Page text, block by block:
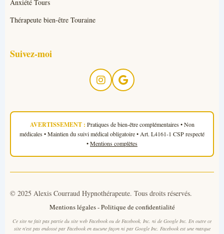
Anxiété Tours
Thérapeute bien-être Touraine
Suivez-moi
AVERTISSEMENT : Pratiques de bien-être complémentaires • Non
médicales • Maintien du suivi médical obligatoire • Art. L4161-1 CSP respecté
•Mentions complètes
© 2025 Alexis Courraud Hypnothérapeute. Tous droits réservés.
Mentions légales-Politique de confidentialité
Ce site ne fait pas partie du site web Facebook ou de Facebook, Inc. ni de Google Inc. En outre ce
site n'est pas endossé par Facebook en aucune façon ni par Google Inc. Facebook est une marque